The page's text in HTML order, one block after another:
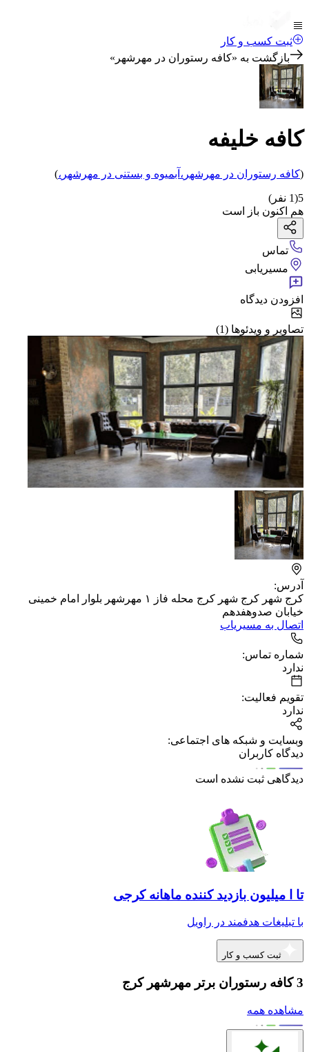
ثبت کسب و کار
بازگشت به «کافه رستوران در مهرشهر »
کافه خلیفه
(کافه رستوران در مهرشهر ، آبمیوه و بستنی در مهرشهر ،)
5
(
1 نفر)
هم اکنون باز است
تماس
مسیریابی
افزودن دیدگاه
تصاویر و ویدئوها (1)
آدرس:
کرج شهر کرج شهر کرج محله فاز ۱ مهرشهر بلوار امام خمینی
خیابان صدوهفدهم
اتصال به مسیریاب
شماره تماس:
ندارد
تقویم فعالیت:
ندارد
وبسایت و شبکه های اجتماعی:
دیدگاه کاربران
دیدگاهی ثبت نشده است
تا ا میلیون بازدید کننده ماهانه کرجی
با تبلیغات هدفمند در راویل
ثبت کسب و کار
3 کافه رستوران برتر مهرشهر کرج
مشاهده همه